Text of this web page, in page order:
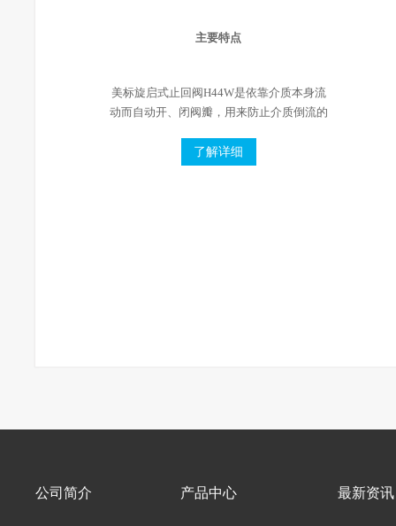
主要特点
美标旋启式止回阀H44W是依靠介质本身流
动而自动开、闭阀瓣，用来防止介质倒流的
了解详细
公司简介 产品中心 最新资讯